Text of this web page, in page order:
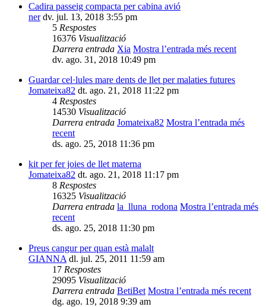
Cadira passeig compacta per cabina avió
ner dv. jul. 13, 2018 3:55 pm
5 Respostes
16376 Visualització
Darrera entrada Xia Mostra l’entrada més recent
dv. ago. 31, 2018 10:49 pm
Guardar cel·lules mare dents de llet per malaties futures
Jomateixa82 dt. ago. 21, 2018 11:22 pm
4 Respostes
14530 Visualització
Darrera entrada Jomateixa82 Mostra l’entrada més
recent
ds. ago. 25, 2018 11:36 pm
kit per fer joies de llet materna
Jomateixa82 dt. ago. 21, 2018 11:17 pm
8 Respostes
16325 Visualització
Darrera entrada la_lluna_rodona Mostra l’entrada més
recent
ds. ago. 25, 2018 11:30 pm
Preus cangur per quan està malalt
GIANNA dl. jul. 25, 2011 11:59 am
17 Respostes
29095 Visualització
Darrera entrada BetiBet Mostra l’entrada més recent
dg. ago. 19, 2018 9:39 am